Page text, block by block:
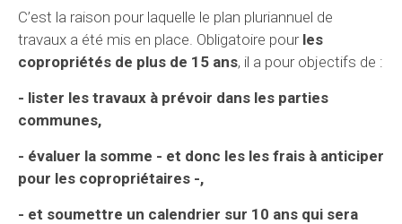
C’est la raison pour laquelle le plan pluriannuel de
travaux a été mis en place. Obligatoire pour les
copropriétés de plus de 15 ans, il a pour objectifs de :
- lister les travaux à prévoir dans les parties
communes,
- évaluer la somme - et donc les les frais à anticiper
pour les copropriétaires -,
- et soumettre un calendrier sur 10 ans qui sera